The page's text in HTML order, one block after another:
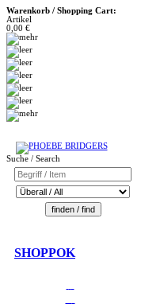
Warenkorb / Shopping Cart:
Artikel
0,00 €
Suche / Search
SHOPPOK